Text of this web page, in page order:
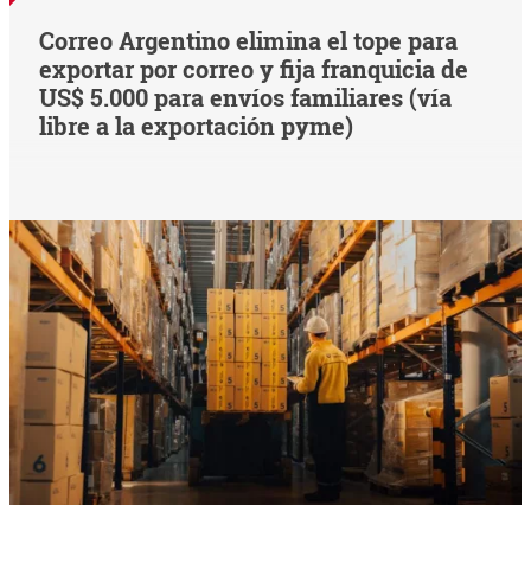
Correo Argentino elimina el tope para
exportar por correo y fija franquicia de
US$ 5.000 para envíos familiares (vía
libre a la exportación pyme)